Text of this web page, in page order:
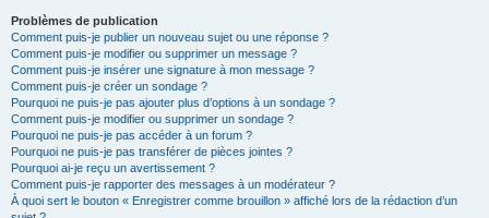
Problèmes de publication
Comment puis-je publier un nouveau sujet ou une réponse ?
Comment puis-je modifier ou supprimer un message ?
Comment puis-je insérer une signature à mon message ?
Comment puis-je créer un sondage ?
Pourquoi ne puis-je pas ajouter plus d’options à un sondage ?
Comment puis-je modifier ou supprimer un sondage ?
Pourquoi ne puis-je pas accéder à un forum ?
Pourquoi ne puis-je pas transférer de pièces jointes ?
Pourquoi ai-je reçu un avertissement ?
Comment puis-je rapporter des messages à un modérateur ?
À quoi sert le bouton « Enregistrer comme brouillon » affiché lors de la rédaction d’un